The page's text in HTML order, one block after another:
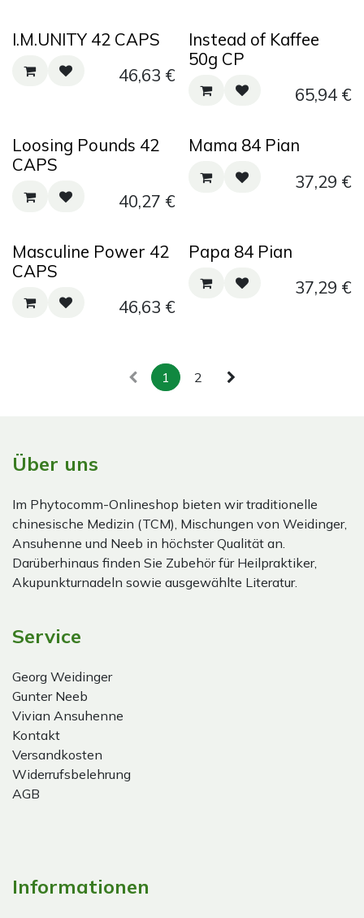
I.M.UNITY 42 CAPS
46,63 €
Instead of Kaffee
50g CP
65,94€
Loosing Pounds 42
CAPS
40,27 €
Mama 84 Pian
37,29 €
Masculine Power 42
CAPS
46,63 €
Papa 84 Pian
37,29 €
1 2
Über uns
Im Phytocomm-Onlineshop bieten wir traditionelle
chinesische Medizin (TCM), Mischungen von Weidinger,
Ansuhenne und Neeb in höchster Qualität an.
Darüberhinaus finden Sie Zubehör für Heilpraktiker,
Akupunkturnadeln sowie ausgewählte Literatur.
Service
Georg Weidinger
Gunter Neeb
Vivian Ansuhenne
Kontakt
Versandkosten
Widerrufsbelehrung
AGB
Informationen